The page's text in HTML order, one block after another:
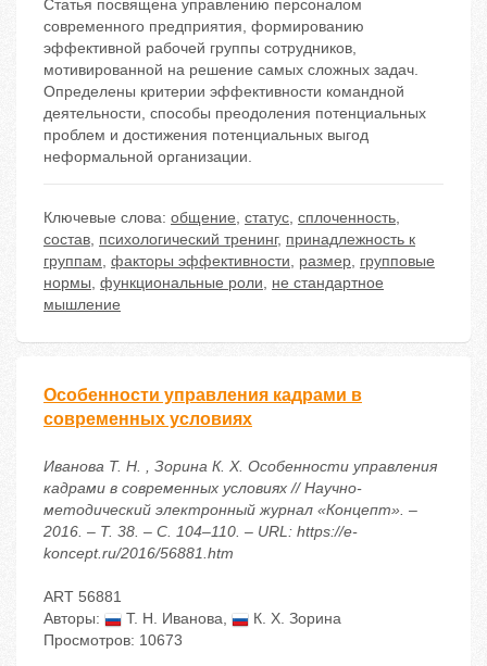
Статья посвящена управлению персоналом
современного предприятия, формированию
эффективной рабочей группы сотрудников,
мотивированной на решение самых сложных задач.
Определены критерии эффективности командной
деятельности, способы преодоления потенциальных
проблем и достижения потенциальных выгод
неформальной организации.
Ключевые слова: общение, статус, сплоченность,
состав, психологический тренинг, принадлежность к
группам, факторы эффективности, размер, групповые
нормы, функциональные роли, не стандартное
мышление
Особенности управления кадрами в
современных условиях
Иванова Т. Н. , Зорина К. Х. Особенности управления
кадрами в современных условиях // Научно-
методический электронный журнал «Концепт». –
2016. – Т. 38. – С. 104–110. – URL: https://e-
koncept.ru/2016/56881.htm
ART 56881
Авторы:
Т. Н. Иванова,
К. Х. Зорина
Просмотров: 10673